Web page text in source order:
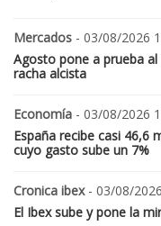
Mercados - 03/08/2026
Agosto pone a prueba
racha alcista
Economía - 03/08/2026
España recibe casi 46,6
cuyo gasto sube un 7%
Cronica ibex- 03/08/
El Ibex sube y pone la